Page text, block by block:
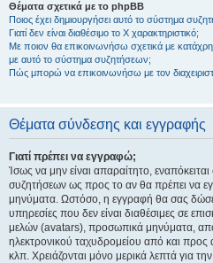
Θέματα σχετικά με το phpBB
Ποιος έχει δημιουργήσει αυτό το σύστημα
Γιατί δεν είναι διαθέσιμο το Χ χαρακτηριστικό;
Με ποιον θα επικοινωνήσω σχετικά με
με αυτό το σύστημα συζητήσεων;
Πώς μπορώ να επικοινωνήσω με τον
Θέματα σύνδεσης και εγγραφής
Γιατί πρέπει να εγγραφώ;
Ίσως να μην είναι απαραίτητο,
συζητήσεων ως προς το αν θα πρέπει να
μηνύματα. Ωστόσο, η εγγραφή θα σας
υπηρεσίες που δεν είναι διαθέσιμες σε
μελών (avatars), προσωπικά μηνύματα,
ηλεκτρονικού ταχυδρομείου από και
κλπ. Χρειάζονται μόνο μερικά λεπτά για